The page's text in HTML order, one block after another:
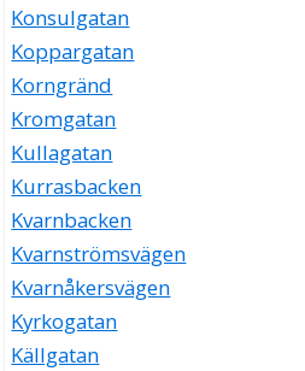
Konsulgatan
Koppargatan
Korngränd
Kromgatan
Kullagatan
Kurrasbacken
Kvarnbacken
Kvarnströmsvägen
Kvarnåkersvägen
Kyrkogatan
Källgatan